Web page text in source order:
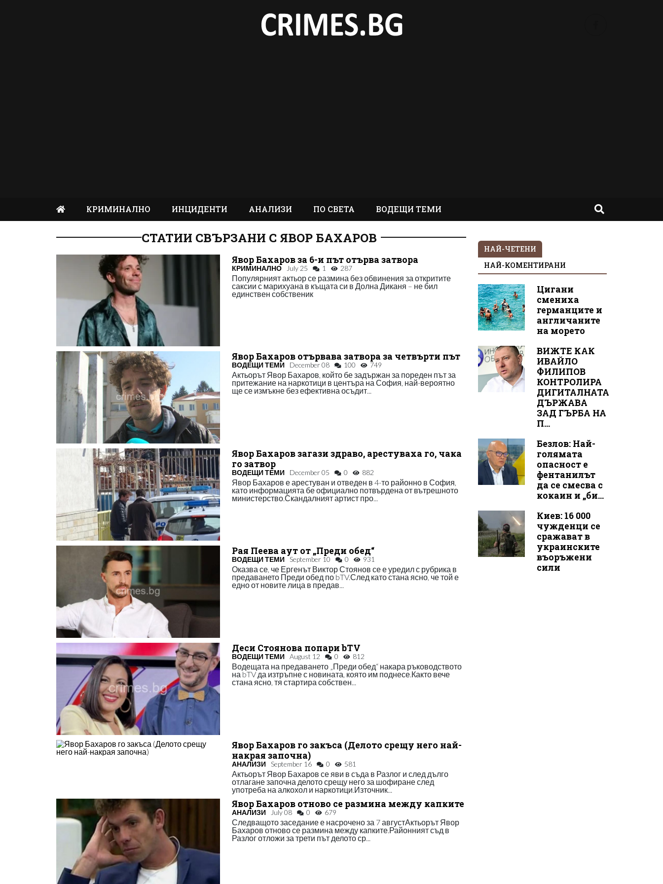
КРИМИНАЛНО ИНЦИДЕНТИ АНАЛИЗИ ПО СВЕТА ВОДЕЩИ ТЕМИ
СТАТИИ СВЪРЗАНИ С ЯВОР БАХАРОВ
Явор Бахаров за 6-и път отърва затвора
КРИМИНАЛНО July 25 1 287
Популярният актьор се размина без обвинения за откритите
саксии с марихуана в къщата си в Долна Диканя – не бил
единствен собственик
Явор Бахаров отървава затвора за четвърти път
ВОДЕЩИ ТЕМИ December 08 100 749
Актьорът Явор Бахаров, който бе задържан за пореден път за
притежание на наркотици в центъра на София, най-вероятно
ще се измъкне без ефективна осъдит...
Явор Бахаров загази здраво, арестуваха го, чака
го затвор
ВОДЕЩИ ТЕМИ December 05 0 882
Явор Бахаров е арестуван и отведен в 4-то районно в София,
като информацията бе официално потвърдена от вътрешното
министерство.Скандалният артист про...
Рая Пеева аут от „Преди обед“
ВОДЕЩИ ТЕМИ September 10 0 931
Оказва се, че Ергенът Виктор Стоянов се е уредил с рубрика в
предаването Преди обед по bTV.След като стана ясно, че той е
едно от новите лица в предав...
Деси Стоянова попари bTV
ВОДЕЩИ ТЕМИ August 12 0 812
Водещата на предаването „Преди обед“ накара ръководството
на bTV да изтръпне с новината, която им поднесе.Както вече
стана ясно, тя стартира собствен...
Явор Бахаров го закъса (Делото срещу него най-
накрая започна)
АНАЛИЗИ September 16 0 581
Актьорът Явор Бахаров се яви в съда в Разлог и след дълго
отлагане започна делото срещу него за шофиране след
употреба на алкохол и наркотици.Източник...
Явор Бахаров отново се размина между капките
АНАЛИЗИ July 08 0 679
Следващото заседание е насрочено за 7 августАктьорът Явор
Бахаров отново се размина между капките.Районният съд в
Разлог отложи за трети път делото ср...
НАЙ-ЧЕТЕНИ
НАЙ-КОМЕНТИРАНИ
Цигани
смениха
германците и
англичаните
на морето
ВИЖТЕ КАК
ИВАЙЛО
ФИЛИПОВ
КОНТРОЛИРА
ДИГИТАЛНАТА
ДЪРЖАВА
ЗАД ГЪРБА НА
П...
Безлов: Най-
голямата
опасност е
фентанилът
да се смесва с
кокаин и „би...
Киев: 16 000
чужденци се
сражават в
украинските
въоръжени
сили